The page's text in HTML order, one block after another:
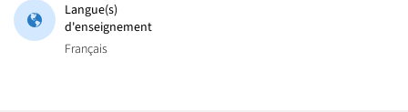
Langue(s)
d'enseignement
Français